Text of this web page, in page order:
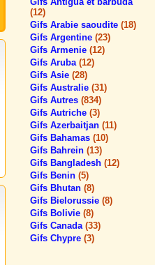
(12)
Gifs Arabie saoudite (18)
Gifs Argentine (23)
Gifs Armenie (12)
Gifs Aruba (12)
Gifs Asie (28)
Gifs Australie (31)
Gifs Autres (834)
Gifs Autriche (3)
Gifs Azerbaitjan (11)
Gifs Bahamas (10)
Gifs Bahrein (13)
Gifs Bangladesh (12)
Gifs Benin (5)
Gifs Bhutan (8)
Gifs Bielorussie (8)
Gifs Bolivie (8)
Gifs Canada (33)
Gifs Chypre (3)